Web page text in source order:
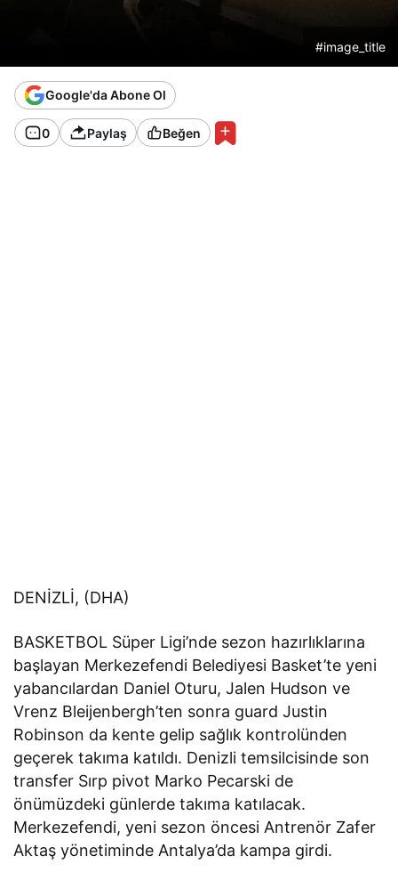
#image_title
Google'da Abone Ol
0 Paylaş Beğen
DENİZLİ, (DHA)
BASKETBOL Süper Ligi’nde sezon hazırlıklarına
başlayan Merkezefendi Belediyesi Basket’te yeni
yabancılardan Daniel Oturu, Jalen Hudson ve
Vrenz Bleijenbergh’ten sonra guard Justin
Robinson da kente gelip sağlık kontrolünden
geçerek takıma katıldı. Denizli temsilcisinde son
transfer Sırp pivot Marko Pecarski de
önümüzdeki günlerde takıma katılacak.
Merkezefendi, yeni sezon öncesi Antrenör Zafer
Aktaş yönetiminde Antalya’da kampa girdi.